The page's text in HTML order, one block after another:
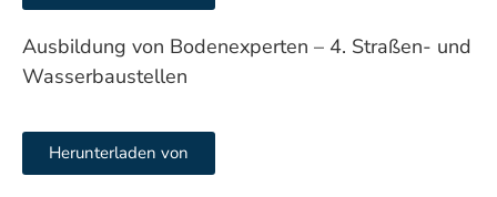
Ausbildung von Bodenexperten – 4. Straßen- und
Wasserbaustellen
Herunterladen von